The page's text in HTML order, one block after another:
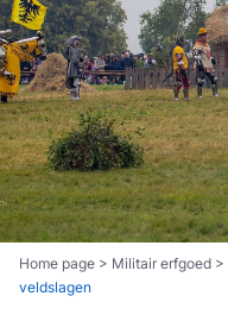
Česká
Dansk
Español
Italiano
Nederlands
Português
Home page > Militair erfgoed >
veldslagen